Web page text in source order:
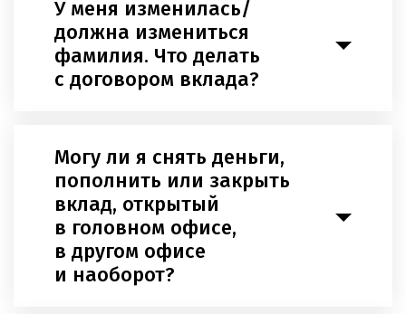
У меня изменилась/
должна измениться
фамилия. Что делать
с договором вклада?
Могу ли я снять деньги,
пополнить или закрыть
вклад, открытый
в головном офисе,
в другом офисе
и наоборот?